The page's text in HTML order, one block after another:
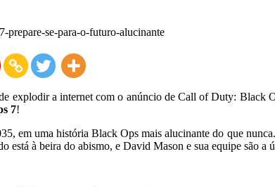
explodir a internet com o anúncio de Call of Duty: Black
7!
em uma história Black Ops mais alucinante do que
está à beira do abismo, e David Mason e sua equipe são